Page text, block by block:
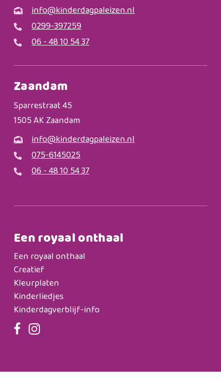
info@kinderdagpaleizen.nl
0299-397259
06 - 48 10 54 37
Zaandam
Sparrestraat 45
1505 AK Zaandam
info@kinderdagpaleizen.nl
075-6145025
06 - 48 10 54 37
Een royaal onthaal
Een royaal onthaal
Creatief
Kleurplaten
Kinderliedjes
Kinderdagverblijf-info